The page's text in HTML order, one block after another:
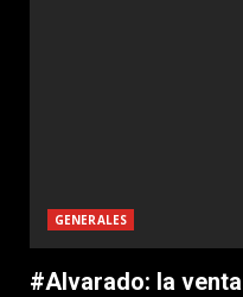
GENERALES
#Alvarado: la